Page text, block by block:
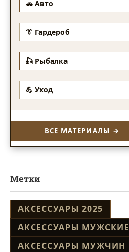
🚗 Авто
👔 Гардероб
🎣 Рыбалка
💪 Уход
ВСЕ МАТЕРИАЛЫ →
Метки
АКСЕССУАРЫ 2025
АКСЕССУАРЫ МУЖСКИЕ
АКСЕССУАРЫ МУЖЧИН